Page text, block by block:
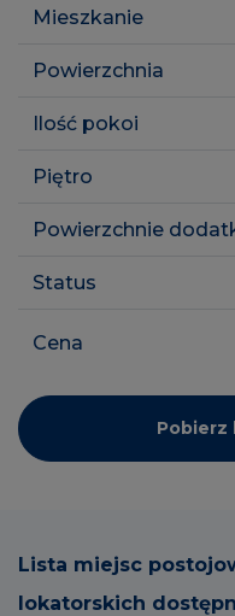
Mieszkanie
Powierzchnia
Ilość pokoi
Piętro
Powierzchnie
Status
Cena
Pobierz
Lista miejsc
lokatorskich